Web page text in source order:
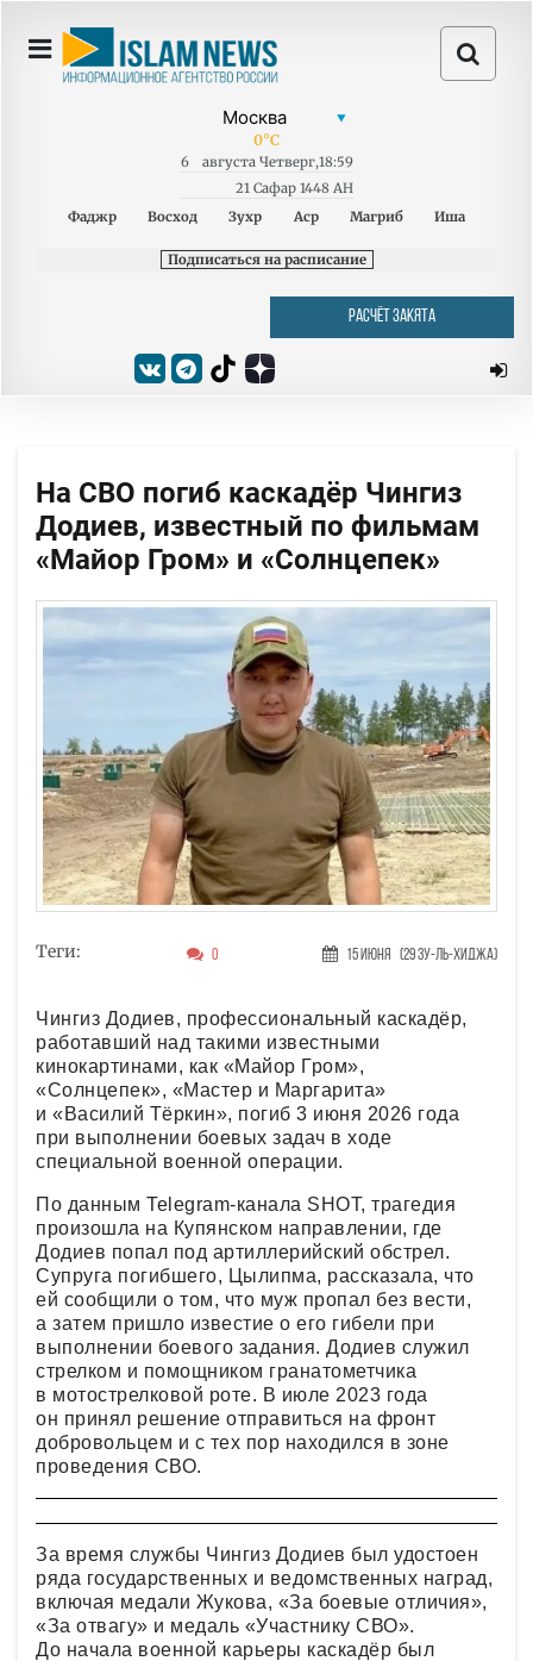
0°C
6 августа Четверг,18:59
21 Сафар 1448 AH
Фаджр
Восход Зухр Аср Магриб Иша
Подписаться на расписание
РАСЧЁТ ЗАКЯТА
На СВО погиб каскадёр Чингиз
Додиев, известный по фильмам
«Майор Гром» и «Солнцепек»
Теги: 0 15 Июня (29 Зу-ль-хиджа)
Чингиз Додиев, профессиональный каскадёр,
работавший над такими известными
кинокартинами, как «Майор Гром»,
«Солнцепек», «Мастер и Маргарита»
и «Василий Тёркин», погиб 3 июня 2026 года
при выполнении боевых задач в ходе
специальной военной операции.
По данным Telegram-канала SHOT, трагедия
произошла на Купянском направлении, где
Додиев попал под артиллерийский обстрел.
Супруга погибшего, Цылипма, рассказала, что
ей сообщили о том, что муж пропал без вести,
а затем пришло известие о его гибели при
выполнении боевого задания. Додиев служил
стрелком и помощником гранатометчика
в мотострелковой роте. В июле 2023 года
он принял решение отправиться на фронт
добровольцем и с тех пор находился в зоне
проведения СВО.
За время службы Чингиз Додиев был удостоен
ряда государственных и ведомственных наград,
включая медали Жукова, «За боевые отличия»,
«За отвагу» и медаль «Участнику СВО».
До начала военной карьеры каскадёр был